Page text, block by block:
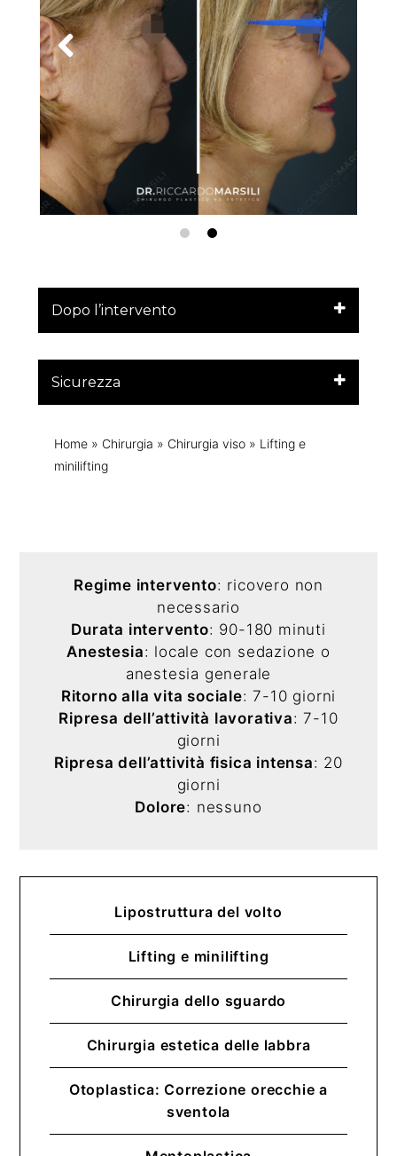
Dopo l’intervento
Sicurezza
Home» Chirurgia » Chirurgia viso» Lifting e
minilifting
Regime intervento: ricovero non
necessario
Durata intervento: 90-180 minuti
Anestesia: locale con sedazione o
anestesia generale
Ritorno alla vita sociale: 7-10 giorni
Ripresa dell’attività lavorativa: 7-10
giorni
Ripresa dell’attività fisica intensa: 20
giorni
Dolore: nessuno
Lipostruttura del volto
Lifting e minilifting
Chirurgia dello sguardo
Chirurgia estetica delle labbra
Otoplastica: Correzione orecchie a
sventola